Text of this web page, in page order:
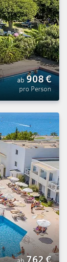
ab 908€
pro Person
762€